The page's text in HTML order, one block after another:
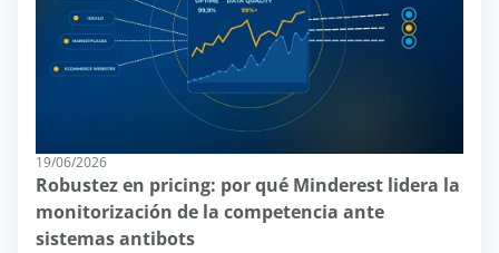
19/06/2026
Robustez en pricing: por qué Minderest lidera la
monitorización de la competencia ante
sistemas antibots